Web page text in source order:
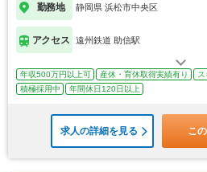
勤務地 静岡県 浜松市中央区
アクセス 遠州鉄道 助信駅
年収500万円以上可 産休・育休取得実績有り
積極採用中
年間休日120日以上
求人の詳細を見る こ